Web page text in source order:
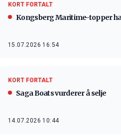
KORT FORTALT
Kongsberg Maritime-topper
15.07.2026 16:54
KORT FORTALT
Saga Boats vurderer å selje
14.07.2026 10:44